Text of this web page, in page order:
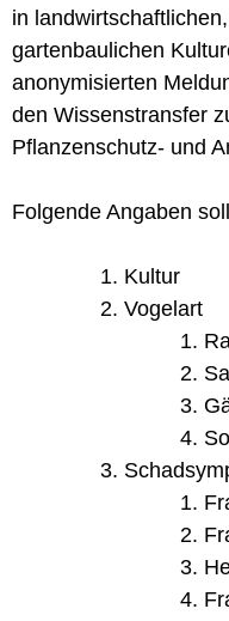
in
gartenbaulichen
anonymisierten
den Wissenstransfer
Pflanzenschutz- und
Folgende Angaben
Kultur
Vogelart